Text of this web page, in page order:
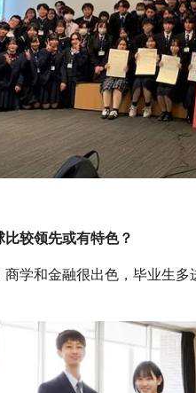
较领先或有特色？
学和金融很出色，毕业生